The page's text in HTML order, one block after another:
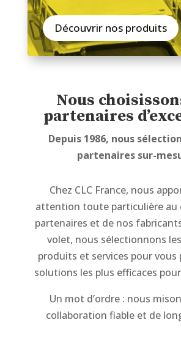
Découvrir nos produits
Nous
partenaires
Depuis 1986, nous
partenaires sur-
Chez CLC France, nous
attention toute particulière au
partenaires et de nos
volet, nous sélectionnons
produits et services pour vous
solutions les plus efficaces
Un mot d’ordre : nous
collaboration fiable et de